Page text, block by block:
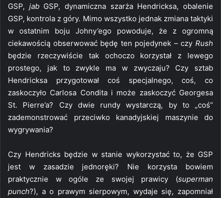
GSP, jabGSP, dynamiczna szarża Hendricksa, obalenie
GSP, kontrola z góry. Mimo wszystko jednak zmiana taktyki
w ostatnim boju Johny’ego powoduje, że z ogromną
ciekawością obserwować będę ten pojedynek – czy Rush
będzie rzeczywiście tak ochoczo korzystał z lewego
prostego, jak to zwykle ma w zwyczaju? Czy sztab
Hendricksa przygotował coś specjalnego, coś, co
zaskoczyło Carlosa Condita i może zaskoczyć Georgesa
St. Pierre’a? Czy dwie rundy wystarczą, by to „coś”
zademonstrować przeciwko kanadyjskiej maszynie do
wygrywania?
Czy Hendricks będzie w stanie wykorzystać to, że GSP
jest w zasadzie jednoręki? Nie korzysta bowiem
praktycznie w ogóle ze swojej prawicy (superman
punch?), a o prawym sierpowym, wydaje się, zapomniał